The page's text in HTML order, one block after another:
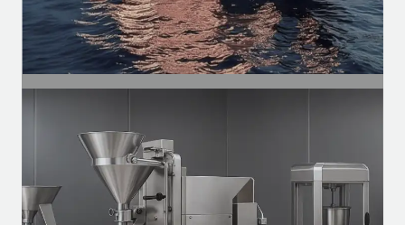
Naval
Motores para ventilação, exaustores e
sistemas auxiliares em embarcações.